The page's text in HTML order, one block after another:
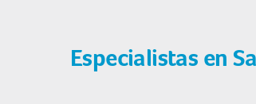
Especialistas en